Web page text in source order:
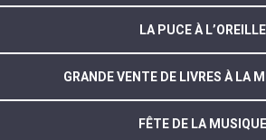
LA PUCE À L’OREILLE
GRANDE VENTE DE LIVRES À LA
FÊTE DE LA MUSIQUE